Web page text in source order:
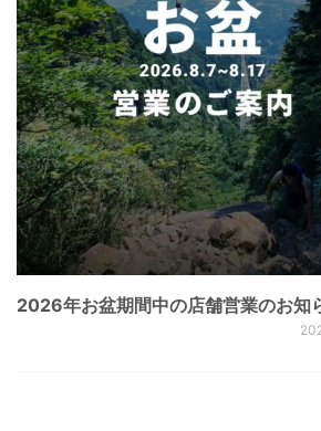
2026年お盆期間中の店舗営業のお知